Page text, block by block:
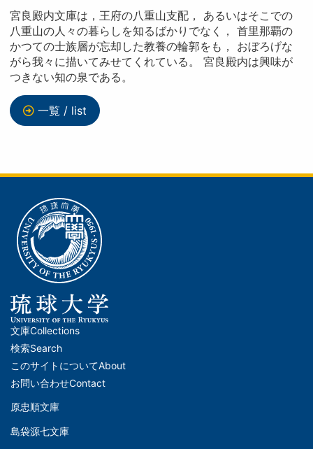
宮良殿内文庫は，王府の八重山支配， あるいはそこでの
八重山の人々の暮らしを知るばかりでなく， 首里那覇の
かつての士族層が忘却した教養の輪郭をも， おぼろげな
がら我々に描いてみせてくれている。 宮良殿内は興味が
つきない知の泉である。
一覧 / list
メ
イ
ン
ナ
ビ
文庫Collections
検索Search
このサイトについてAbout
お問い合わせContact
文
原忠順文庫
島袋源七文庫